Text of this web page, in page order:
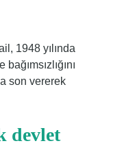
1948 yılında
son vererek
devlet